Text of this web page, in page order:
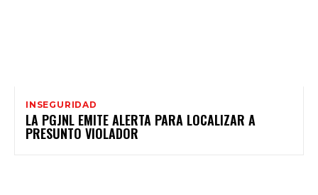
INSEGURIDAD
LA PGJNL EMITE ALERTA PARA LOCALIZAR A
PRESUNTO VIOLADOR